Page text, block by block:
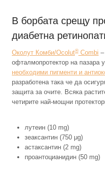
В борбата срещу
диабетна
Околут Комби/Ocolut®Combi
офталмопротектор на пазара
необходими пигменти и
разработена така че да
защита за очите. Всяка
четирите най-мощни
лутеин (10 mg)
зеаксантин (750 μg)
астаксантин (2 mg)
проантоцианидин (50 mg)